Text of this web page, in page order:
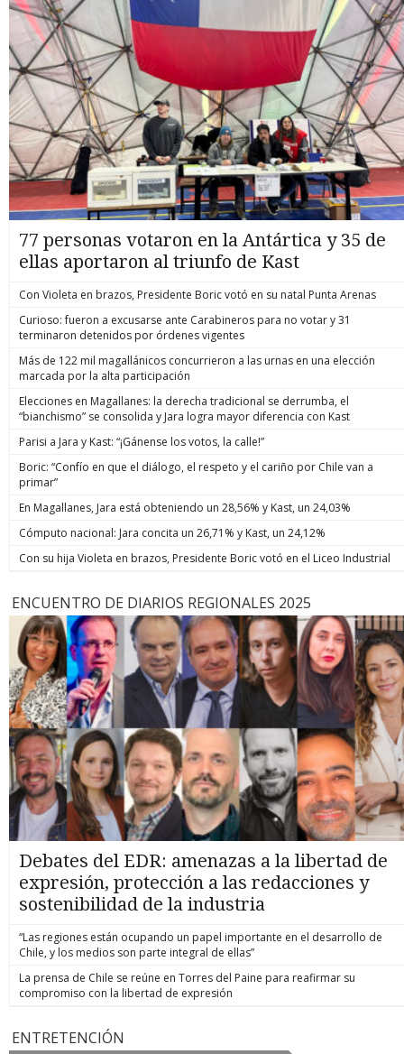
77 personas votaron en la Antártica y 35 de
ellas aportaron al triunfo de Kast
Con Violeta en brazos, Presidente Boric votó en su natal Punta Arenas
Curioso: fueron a excusarse ante Carabineros para no votar y 31
terminaron detenidos por órdenes vigentes
Más de 122 mil magallánicos concurrieron a las urnas en una elección
marcada por la alta participación
Elecciones en Magallanes: la derecha tradicional se derrumba, el
“bianchismo” se consolida y Jara logra mayor diferencia con Kast
Parisi a Jara y Kast: “¡Gánense los votos, la calle!”
Boric: “Confío en que el diálogo, el respeto y el cariño por Chile van a
primar”
En Magallanes, Jara está obteniendo un 28,56% y Kast, un 24,03%
Cómputo nacional: Jara concita un 26,71% y Kast, un 24,12%
Con su hija Violeta en brazos, Presidente Boric votó en el Liceo Industrial
ENCUENTRO DE DIARIOS REGIONALES 2025
Debates del EDR: amenazas a la libertad de
expresión, protección a las redacciones y
sostenibilidad de la industria
“Las regiones están ocupando un papel importante en el desarrollo de
Chile, y los medios son parte integral de ellas”
La prensa de Chile se reúne en Torres del Paine para reafirmar su
compromiso con la libertad de expresión
ENTRETENCIÓN